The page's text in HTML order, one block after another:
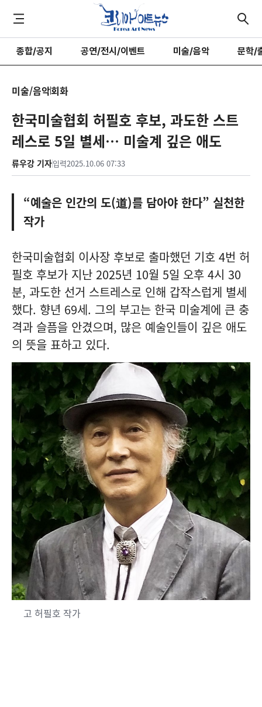
종합/공지 공연/전시/이벤트 미술/음악 문학/
미술/음악회화
한국미술협회 허필호 후보, 과도한 스트
레스로 5일 별세… 미술계 깊은 애도
류우강 기자입력2025.10.06 07:33
“예술은 인간의 도(道)를 담아야 한다” 실천한
작가
한국미술협회 이사장 후보로 출마했던 기호 4번 허
필호 후보가 지난 2025년 10월 5일 오후 4시 30
분, 과도한 선거 스트레스로 인해 갑작스럽게 별세
했다. 향년 69세. 그의 부고는 한국 미술계에 큰 충
격과 슬픔을 안겼으며, 많은 예술인들이 깊은 애도
의 뜻을 표하고 있다.
고 허필호 작가